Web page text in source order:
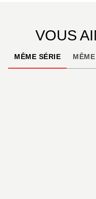
VOUS
MÊME SÉRIE